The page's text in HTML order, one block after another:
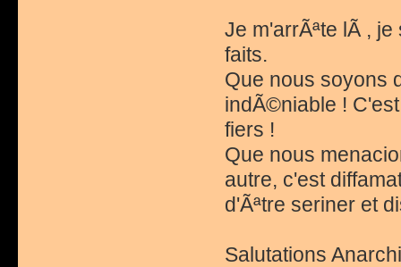
Je m'arrÃªte lÃ ,
faits.
Que nous soyons
indÃ©niable !
fiers !
Que nous
autre, c'est
d'Ãªtre seriner et
Salutations